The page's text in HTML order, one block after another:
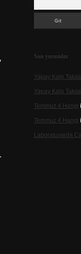
Son yorumlar
Yapay Kalp
Yapay Kalp
Temmuz 4 Hangi
Temmuz 4 Hangi
Laboratuvarda